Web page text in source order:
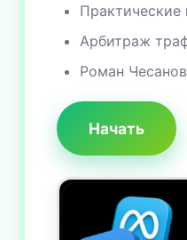
Практические
Арбитраж
Роман
Начать